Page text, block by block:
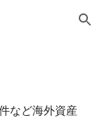
Skip to navigation
など海外資産